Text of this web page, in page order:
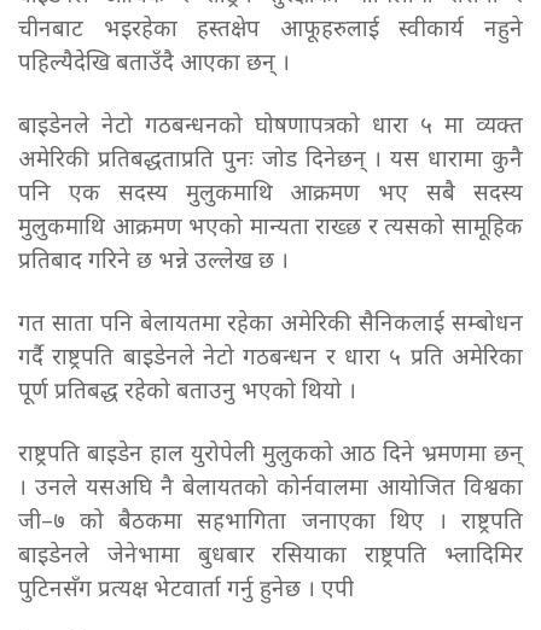
चीनबाट भइरहेका हस्तक्षेप आफूहरुलाई स्वीकार्य नहुने
पहिल्यैदेखि बताउँदै आएका छन् ।
बाइडेनले नेटो गठबन्धनको घोषणापत्रको धारा ५ मा व्यक्त
अमेरिकी प्रतिबद्धताप्रति पुनः जोड दिनेछन् । यस धारामा कुनै
पनि एक सदस्य मुलुकमाथि आक्रमण भए सबै सदस्य
मुलुकमाथि आक्रमण भएको मान्यता राख्छ र त्यसको सामूहिक
प्रतिबाद गरिने छ भन्ने उल्लेख छ ।
गत साता पनि बेलायतमा रहेका अमेरिकी सैनिकलाई सम्बोधन
गर्दै राष्ट्रपति बाइडेनले नेटो गठबन्धन र धारा ५ प्रति अमेरिका
पूर्ण प्रतिबद्ध रहेको बताउनु भएको थियो ।
राष्ट्रपति बाइडेन हाल युरोपेली मुलुकको आठ दिने भ्रमणमा छन्
। उनले यसअघि नै बेलायतको कोर्नवालमा आयोजित विश्वका
जी–७ को बैठकमा सहभागिता जनाएका थिए । राष्ट्रपति
बाइडेनले जेनेभामा बुधबार रसियाका राष्ट्रपति भ्लादिमिर
पुटिनसँग प्रत्यक्ष भेटवार्ता गर्नु हुनेछ । एपी